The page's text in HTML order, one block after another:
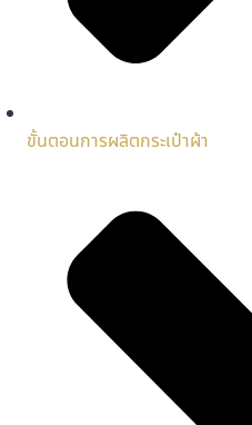
ขั้นตอนการผลิตกระเป๋าผ้า